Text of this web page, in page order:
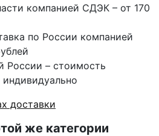
компанией СДЭК – от 170
по России компанией
России – стоимость
доставки
же категории